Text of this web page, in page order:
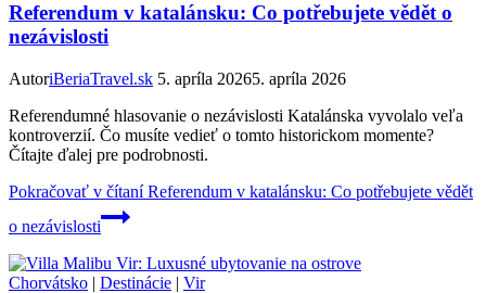
Referendum v katalánsku: Co potřebujete vědět o
nezávislosti
AutoriBeriaTravel.sk 5. apríla 20265. apríla 2026
Referendumné hlasovanie o nezávislosti Katalánska vyvolalo veľa
kontroverzií. Čo musíte vedieť o tomto historickom momente?
Čítajte ďalej pre podrobnosti.
Pokračovať v čítaníReferendum v katalánsku: Co potřebujete vědět
o nezávislosti
Chorvátsko | Destinácie | Vir